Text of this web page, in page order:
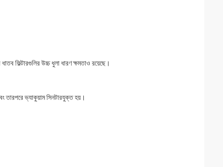
ফিল্টারগুলির উচ্চ ধুলা ধারণ ক্ষমতাও রয়েছে।
তারপরে ভ্যাকুয়াম সিনটারযুক্ত হয়।